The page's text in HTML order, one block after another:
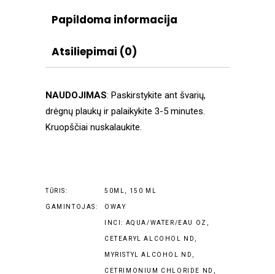
Papildoma informacija
Atsiliepimai (0)
NAUDOJIMAS: Paskirstykite ant švarių,
drėgnų plaukų ir palaikykite 3-5 minutes.
Kruopščiai nuskalaukite.
TŪRIS: 50ML, 150 ML
GAMINTOJAS: OWAY
INCI: AQUA/WATER/EAU OZ,
CETEARYL ALCOHOL ND,
MYRISTYL ALCOHOL ND,
CETRIMONIUM CHLORIDE ND,